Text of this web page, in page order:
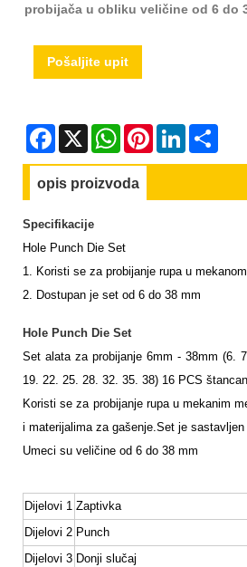
probijača u obliku veličine od 6 do
Pošaljite upit
Facebook
X WhatsAppPinterestLinkedIn
opis proizvoda
Specifikacije
Hole Punch Die Set
1. Koristi se za probijanje rupa u
2. Dostupan je set od 6 do 38 mm
Hole Punch Die Set
Set alata za probijanje 6mm - 38mm (6.
19. 22. 25. 28. 32. 35. 38) 16 PCS
Koristi se za probijanje rupa u mekanim
i materijalima za gašenje.Set je sastavljen
Umeci su veličine od 6 do 38 mm
Dijelovi 1 Zaptivka
Dijelovi 2 Punch
Dijelovi 3 Donji slučaj